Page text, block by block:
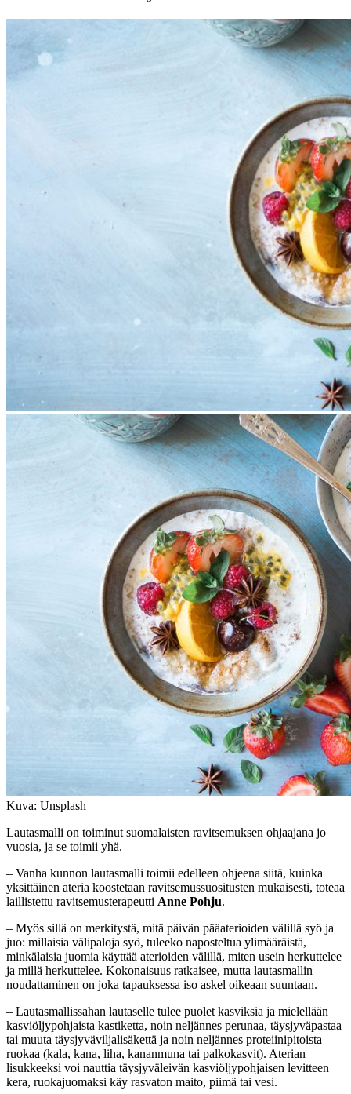
Kuva: Unsplash
Lautasmalli on toiminut suomalaisten ravitsemuksen ohjaajana jo
vuosia, ja se toimii yhä.
– Vanha kunnon lautasmalli toimii edelleen ohjeena siitä, kuinka
yksittäinen ateria koostetaan ravitsemussuositusten mukaisesti, toteaa
laillistettu ravitsemusterapeutti Anne Pohju.
– Myös sillä on merkitystä, mitä päivän pääaterioiden välillä syö ja
juo: millaisia välipaloja syö, tuleeko naposteltua ylimääräistä,
minkälaisia juomia käyttää aterioiden välillä, miten usein herkuttelee
ja millä herkuttelee. Kokonaisuus ratkaisee, mutta lautasmallin
noudattaminen on joka tapauksessa iso askel oikeaan suuntaan.
– Lautasmallissahan lautaselle tulee puolet kasviksia ja mielellään
kasviöljypohjaista kastiketta, noin neljännes perunaa, täysjyväpastaa
tai muuta täysjyväviljalisäkettä ja noin neljännes proteiinipitoista
ruokaa (kala, kana, liha, kananmuna tai palkokasvit). Aterian
lisukkeeksi voi nauttia täysjyväleivän kasviöljypohjaisen levitteen
kera, ruokajuomaksi käy rasvaton maito, piimä tai vesi.